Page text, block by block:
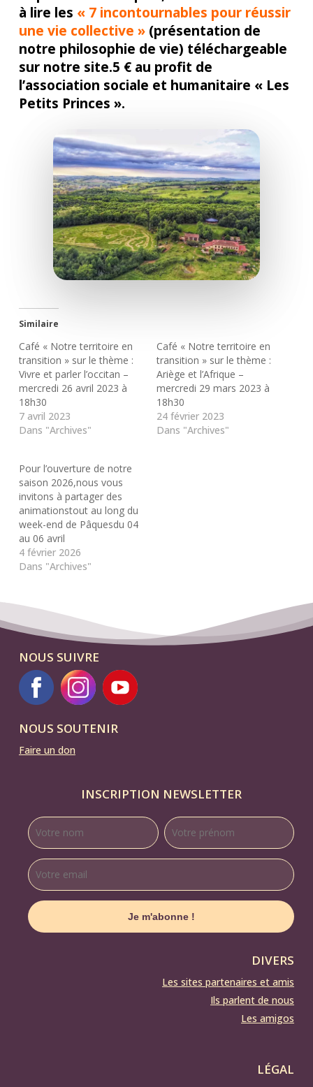
à lire les « 7 incontournables pour réussir
une vie collective » (présentation de
notre philosophie de vie) téléchargeable
sur notre site.5 € au profit de
l’association sociale et humanitaire « Les
Petits Princes ».
Similaire
Café « Notre territoire en
transition » sur le thème :
Vivre et parler l’occitan –
mercredi 26 avril 2023 à
18h30
7 avril 2023
Dans "Archives"
Café « Notre territoire en
transition » sur le thème :
Ariège et l’Afrique –
mercredi 29 mars 2023 à
18h30
24 février 2023
Dans "Archives"
Pour l’ouverture de notre
saison 2026,nous vous
invitons à partager des
animationstout au long du
week-end de Pâquesdu 04
au 06 avril
4 février 2026
Dans "Archives"
NOUS SUIVRE
NOUS SOUTENIR
Faire un don
INSCRIPTION NEWSLETTER
DIVERS
Les sites partenaires et amis
Ils parlent de nous
Les amigos
LÉGAL